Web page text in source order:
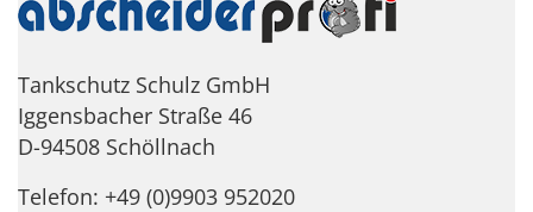
Tankschutz Schulz GmbH
Iggensbacher Straße 46
D-94508 Schöllnach
Telefon: +49 (0)9903 952020